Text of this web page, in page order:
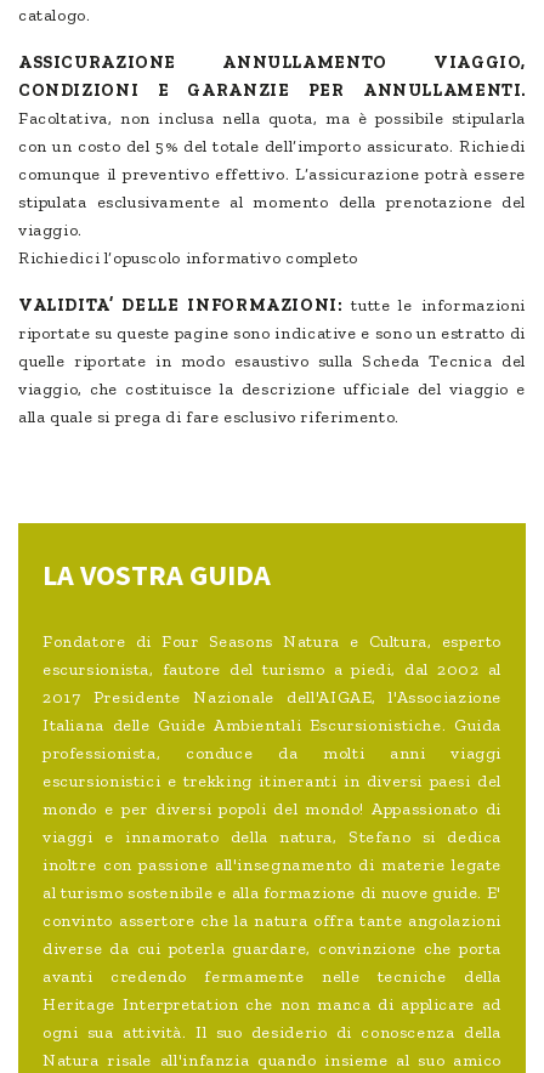
catalogo.
ASSICURAZIONE ANNULLAMENTO VIAGGIO,
CONDIZIONI E GARANZIE PER ANNULLAMENTI.
Facoltativa, non inclusa nella quota, ma è possibile stipularla
con un costo del 5% del totale dell’importo assicurato. Richiedi
comunque il preventivo effettivo. L’assicurazione potrà essere
stipulata esclusivamente al momento della prenotazione del
viaggio.
Richiedici l’opuscolo informativo completo
VALIDITA’ DELLE INFORMAZIONI: tutte le informazioni
riportate su queste pagine sono indicative e sono un estratto di
quelle riportate in modo esaustivo sulla Scheda Tecnica del
viaggio, che costituisce la descrizione ufficiale del viaggio e
alla quale si prega di fare esclusivo riferimento.
LA VOSTRA GUIDA
Fondatore di Four Seasons Natura e Cultura, esperto
escursionista, fautore del turismo a piedi, dal 2002 al
2017 Presidente Nazionale dell'AIGAE, l'Associazione
Italiana delle Guide Ambientali Escursionistiche. Guida
professionista, conduce da molti anni viaggi
escursionistici e trekking itineranti in diversi paesi del
mondo e per diversi popoli del mondo! Appassionato di
viaggi e innamorato della natura, Stefano si dedica
inoltre con passione all'insegnamento di materie legate
al turismo sostenibile e alla formazione di nuove guide. E'
convinto assertore che la natura offra tante angolazioni
diverse da cui poterla guardare, convinzione che porta
avanti credendo fermamente nelle tecniche della
Heritage Interpretation che non manca di applicare ad
ogni sua attività. Il suo desiderio di conoscenza della
Natura risale all'infanzia quando insieme al suo amico